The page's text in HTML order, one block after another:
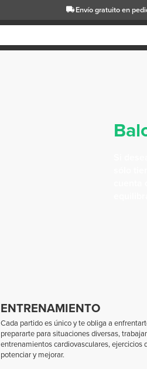
Envío gratuitoen
ENTRENAMIENTO
Cada partido es único y te obliga a
prepararte para situaciones diversas,
entrenamientos cardiovasculares, ejercicios
potenciar y mejorar.